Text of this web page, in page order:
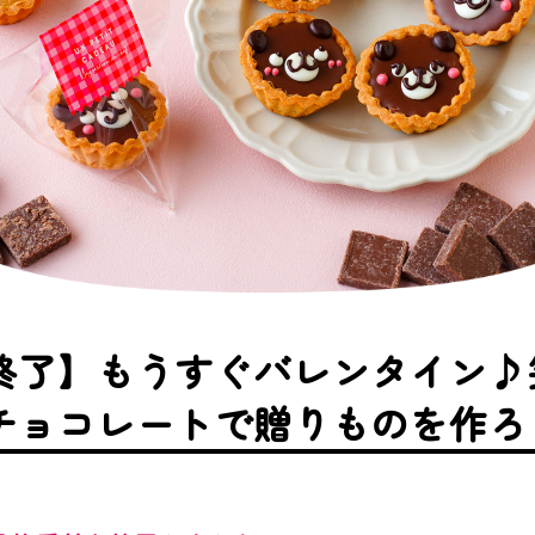
了】もうすぐバレンタイン
ョコレートで贈りものを作